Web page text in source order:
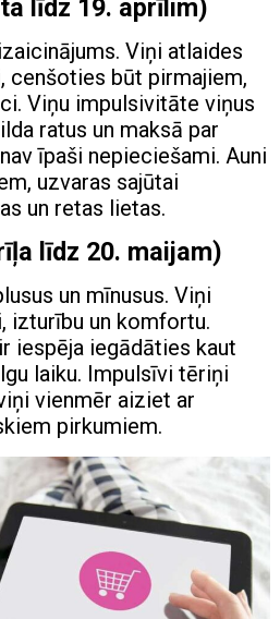
līdz 19. aprīlim)
Viņi atlaides
cenšoties būt pirmajiem,
Viņu impulsivitāte viņus
ratus un maksā par
īpaši nepieciešami. Auni
uzvaras sajūtai
un retas lietas.
līdz 20. maijam)
un mīnusus. Viņi
izturību un komfortu.
iespēja iegādāties kaut
laiku. Impulsīvi tēriņi
vienmēr aiziet ar
pirkumiem.